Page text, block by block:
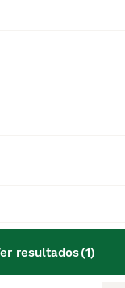
resultados(1)
de